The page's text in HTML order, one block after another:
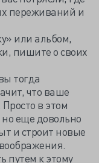
переживаний и
или альбом,
пишите о своих
тогда
что ваше
в этом
но еще довольно
и строит новые
путем к этому